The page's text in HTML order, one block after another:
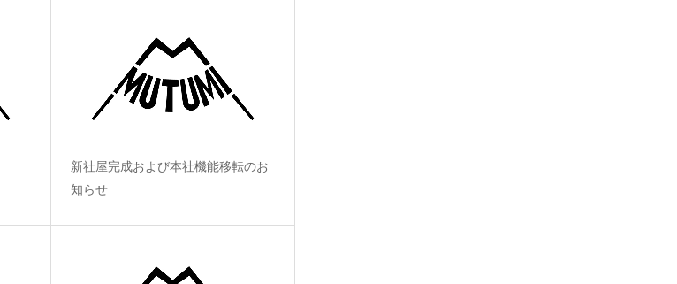
新社屋完成および本社機能移転のお
知らせ